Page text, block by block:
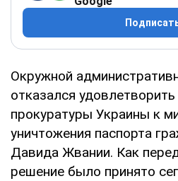
Окружной
отказался
прокуратуры Украины к
уничтожения паспорта
Давида Жвании. Как
решение было принято